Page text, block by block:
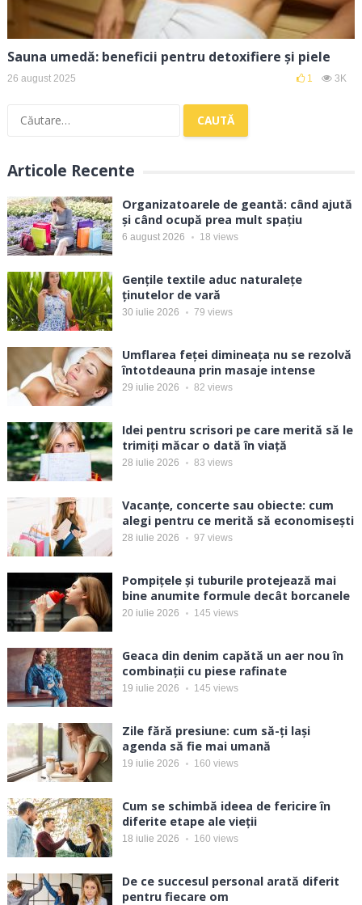
Sauna umedă: beneficii pentru detoxifiere și piele
26 august 2025 1 3K
Caută
Articole Recente
Organizatoarele de geantă: când ajută
și când ocupă prea mult spațiu
6 august 2026 18 views
Gențile textile aduc naturalețe
ținutelor de vară
30 iulie 2026 79 views
Umflarea feței dimineața nu se rezolvă
întotdeauna prin masaje intense
29 iulie 2026 82 views
Idei pentru scrisori pe care merită să le
trimiți măcar o dată în viață
28 iulie 2026 83 views
Vacanțe, concerte sau obiecte: cum
alegi pentru ce merită să economisești
28 iulie 2026 97 views
Pompițele și tuburile protejează mai
bine anumite formule decât borcanele
20 iulie 2026 145 views
Geaca din denim capătă un aer nou în
combinații cu piese rafinate
19 iulie 2026 145 views
Zile fără presiune: cum să-ți lași
agenda să fie mai umană
19 iulie 2026 160 views
Cum se schimbă ideea de fericire în
diferite etape ale vieții
18 iulie 2026 160 views
De ce succesul personal arată diferit
pentru fiecare om